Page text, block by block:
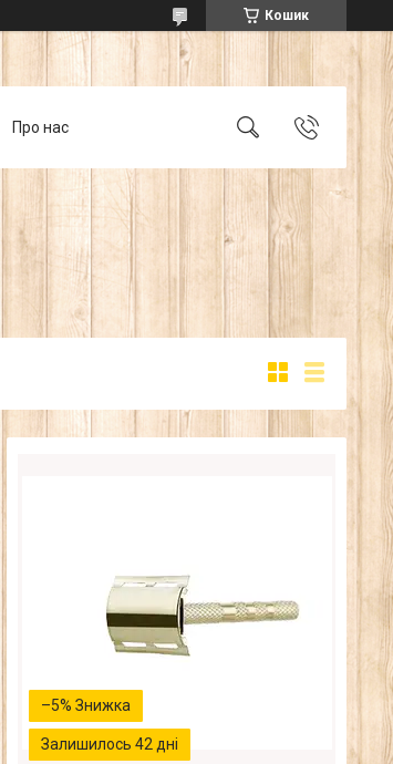
Кошик
Про нас
–5%
Залишилось 42 дні